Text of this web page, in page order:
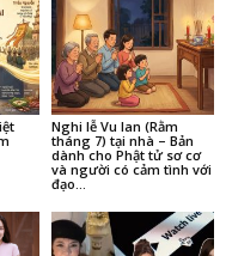
Nghi lễ Vu lan (Rằm
tháng 7) tại nhà – Bản
dành cho Phật tử sơ cơ
và người có cảm tình với
đạo...